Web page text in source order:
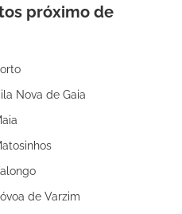
próximo de
Nova de Gaia
de Varzim